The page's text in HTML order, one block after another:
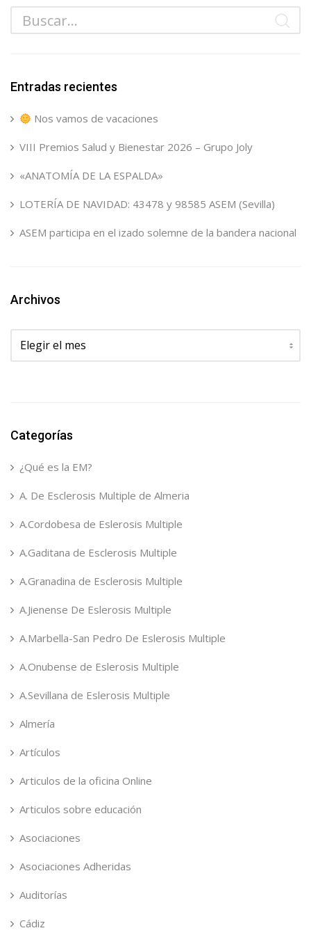
Entradas recientes
Nos vamos de vacaciones
VIII Premios Salud y Bienestar 2026 – Grupo Joly
«ANATOMÍA DE LA ESPALDA»
LOTERÍA DE NAVIDAD: 43478 y 98585 ASEM (Sevilla)
ASEM participa en el izado solemne de la bandera nacional
Archivos
Archivos
Categorías
¿Qué es la EM?
A. De Esclerosis Multiple de Almeria
A.Cordobesa de Eslerosis Multiple
A.Gaditana de Esclerosis Multiple
A.Granadina de Esclerosis Multiple
A.Jienense De Eslerosis Multiple
A.Marbella-San Pedro De Eslerosis Multiple
A.Onubense de Eslerosis Multiple
A.Sevillana de Eslerosis Multiple
Almería
Artículos
Articulos de la oficina Online
Articulos sobre educación
Asociaciones
Asociaciones Adheridas
Auditorías
Cádiz